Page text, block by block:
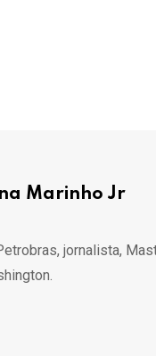
Marinho Jr
jornalista,